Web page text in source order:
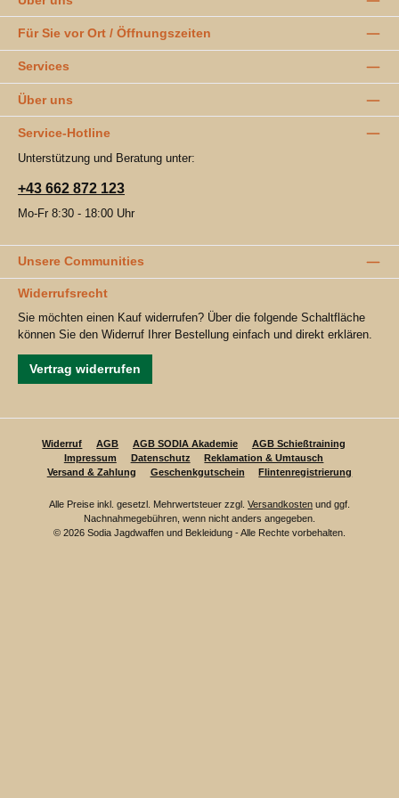
Für Sie vor Ort / Öffnungszeiten
Services
Über uns
Service-Hotline
Unterstützung und Beratung unter:
+43 662 872 123
Mo-Fr 8:30 - 18:00 Uhr
Unsere Communities
Widerrufsrecht
Sie möchten einen Kauf widerrufen? Über die folgende Schaltfläche
können Sie den Widerruf Ihrer Bestellung einfach und direkt erklären.
Vertrag widerrufen
Widerruf AGB AGB SODIA Akademie
AGB Schießtraining
Impressum
Datenschutz
Reklamation & Umtausch
Versand & Zahlung
Geschenkgutschein Flintenregistrierung
Alle Preise inkl. gesetzl. Mehrwertsteuer zzgl. Versandkosten und ggf.
Nachnahmegebühren, wenn nicht anders angegeben.
© 2026 Sodia Jagdwaffen und Bekleidung - Alle Rechte vorbehalten.